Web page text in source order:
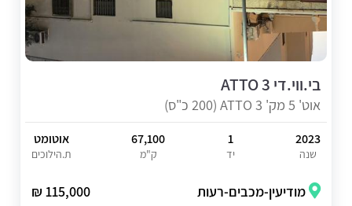
בי.ווי.די ATTO 3
אוט' 5 מק' ATTO 3 (200 כ"ס)
2023
שנה
1
יד
67,100
ק"מ
אוטומט
ת.הילוכים
מודיעין-מכבים-רעות 115,000 ₪